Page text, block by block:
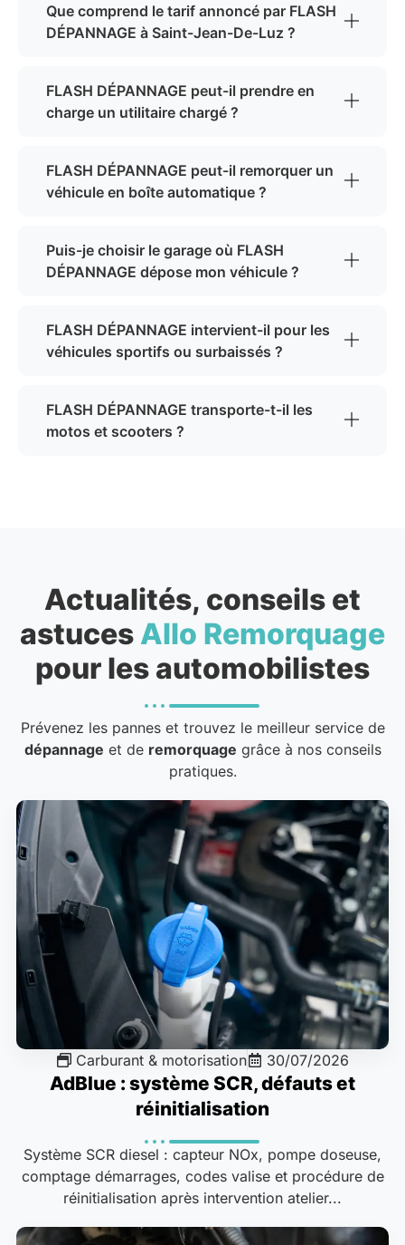
Que comprend le tarif annoncé par FLASH
DÉPANNAGE à Saint-Jean-De-Luz ?
FLASH DÉPANNAGE peut-il prendre en
charge un utilitaire chargé ?
FLASH DÉPANNAGE peut-il remorquer un
véhicule en boîte automatique ?
Puis-je choisir le garage où FLASH
DÉPANNAGE dépose mon véhicule ?
FLASH DÉPANNAGE intervient-il pour les
véhicules sportifs ou surbaissés ?
FLASH DÉPANNAGE transporte-t-il les
motos et scooters ?
Actualités, conseils et
astuces Allo Remorquage
pour les automobilistes
Prévenez les pannes et trouvez le meilleur service de
dépannage et de remorquage grâce à nos conseils
pratiques.
Carburant & motorisation 30/07/2026
AdBlue : système SCR, défauts et
réinitialisation
Système SCR diesel : capteur NOx, pompe doseuse,
comptage démarrages, codes valise et procédure de
réinitialisation après intervention atelier...